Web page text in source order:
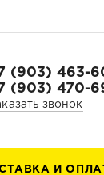
(903) 463-
(903) 470-
звонок
И